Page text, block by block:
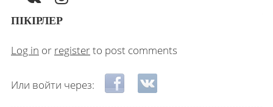
ПІКІРЛЕР
Log in or registerto post comments
Или войти через: Login with Facebook
Login with VKontakte